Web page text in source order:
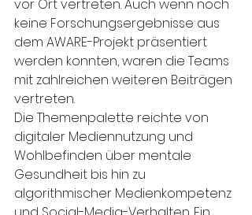
vor Ort vertreten. Auch wenn noch
keine Forschungsergebnisse aus
dem AWARE-Projekt präsentiert
werden konnten, waren die Teams
mit zahlreichen weiteren Beiträgen
vertreten.
Die Themenpalette reichte von
digitaler Mediennutzung und
Wohlbefinden über mentale
Gesundheit bis hin zu
algorithmischer Medienkompetenz